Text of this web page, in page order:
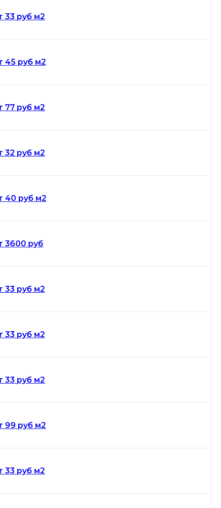
33 руб м2
45 руб м2
77 руб м2
32 руб м2
40 руб м2
3600 руб
33 руб м2
33 руб м2
33 руб м2
99 руб м2
33 руб м2